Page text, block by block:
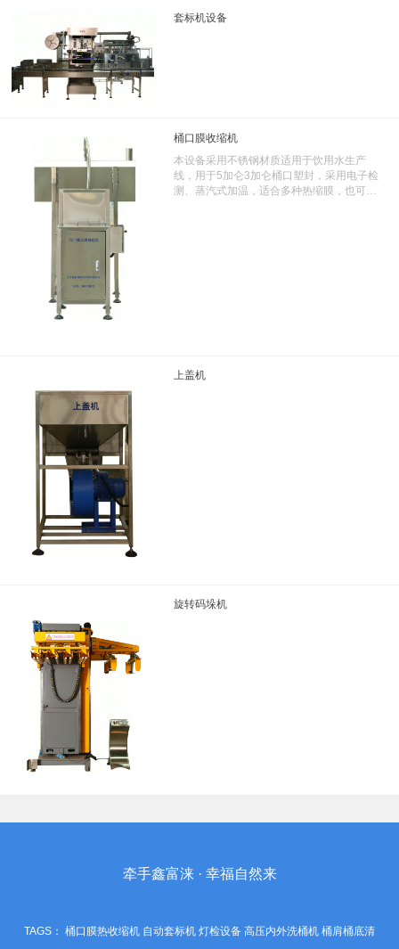
套标机设备
桶口膜收缩机
本设备采用不锈钢材质适用于饮用水生产
线，用于5加仑3加仑桶口塑封，采用电子检
测、蒸汽式加温，适合多种热缩膜，也可适
上盖机
旋转码垛机
牵手鑫富涞 · 幸福自然来
TAGS： 桶口膜热收缩机 自动套标机 灯检设备 高压内外洗桶机 桶肩桶底清